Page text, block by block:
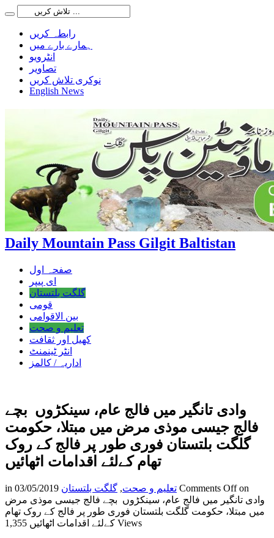
رابطہ کریں
ہمارے بارے میں
انٹرویو
تصاویر
نوکری تلاش کریں
English News
Daily Mountain Pass Gilgit Baltistan
صفحہ اول
ای پیپر
گلگت بلتستان
قومی
بین الاقوامی
تعلیم و صحت
کھیل اور ثقافت
انٹر ٹینمنٹ
اداریہ / کالمز
وادی تانگیر میں فالج عام، سینکڑوں بچے
فالج جیسی موذی مرض میں مبتلا، حکومت
گلگت بلتستان فوری طور پر فالج کے روک
تھام کےلئے اقدامات اٹھائیں
in تعلیم و صحت, گلگت بلتستان 03/05/2019 Comments Offon
وادی تانگیر میں فالج عام، سینکڑوں بچے فالج جیسی موذی مرض
میں مبتلا، حکومت گلگت بلتستان فوری طور پر فالج کے روک تھام
کےلئے اقدامات اٹھائیں 1,355 Views